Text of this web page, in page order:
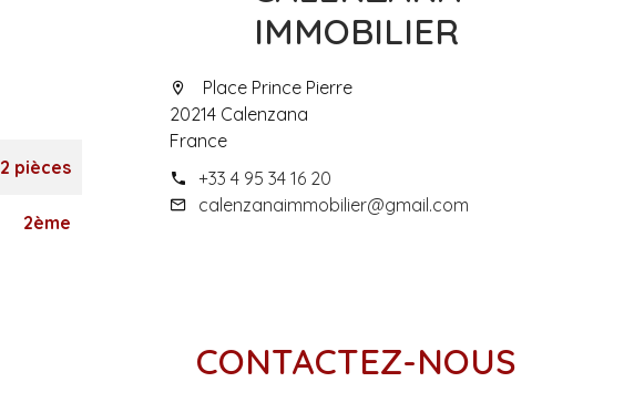
2 pièces
2ème
IMMOBILIER
Place Prince Pierre
20214 Calenzana
France
+33 4 95 34 16 20
calenzanaimmobilier@gmail.com
CONTACTEZ-NOUS